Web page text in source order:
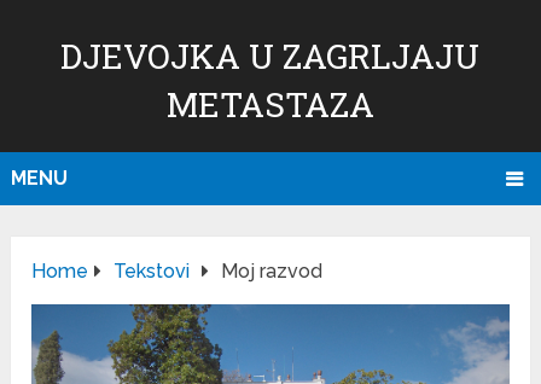
DJEVOJKA U ZAGRLJAJU
METASTAZA
MENU
Home Tekstovi Moj razvod